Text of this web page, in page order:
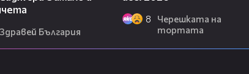
Здравей България
8
Черешката на
тортата